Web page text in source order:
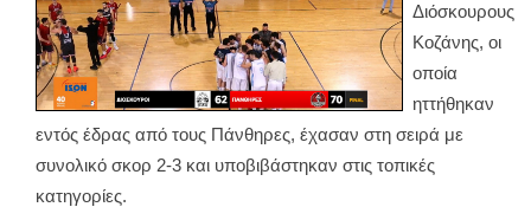
Διόσκουρους
Κοζάνης, οι
οποία
ηττήθηκαν
εντός έδρας από τους Πάνθηρες, έχασαν στη σειρά με
συνολικό σκορ 2-3 και υποβιβάστηκαν στις τοπικές
κατηγορίες.